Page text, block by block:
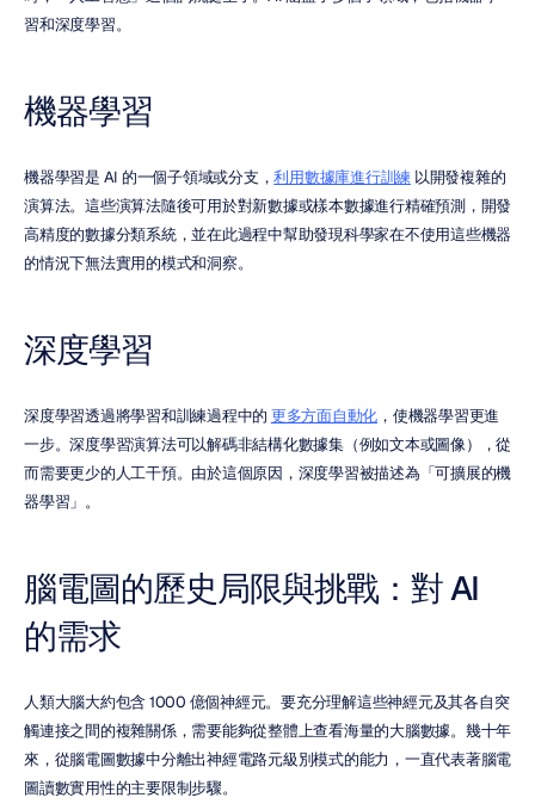
習和深度學習。
機器學習
機器學習是 AI 的一個子領域或分支，利用數據庫進行訓練 以開發複雜的
演算法。這些演算法隨後可用於對新數據或樣本數據進行精確預測，開發
高精度的數據分類系統，並在此過程中幫助發現科學家在不使用這些機器
的情況下無法實用的模式和洞察。
深度學習
深度學習透過將學習和訓練過程中的 更多方面自動化 ，使機器學習更進
一步。深度學習演算法可以解碼非結構化數據集（例如文本或圖像），從
而需要更少的人工干預。由於這個原因，深度學習被描述為「可擴展的機
器學習」。
腦電圖的歷史局限與挑戰：對 AI
的需求
人類大腦大約包含 1000 億個神經元。要充分理解這些神經元及其各自突
觸連接之間的複雜關係，需要能夠從整體上查看海量的大腦數據。幾十年
來，從腦電圖數據中分離出神經電路元級別模式的能力，一直代表著腦電
圖讀數實用性的主要限制步驟。